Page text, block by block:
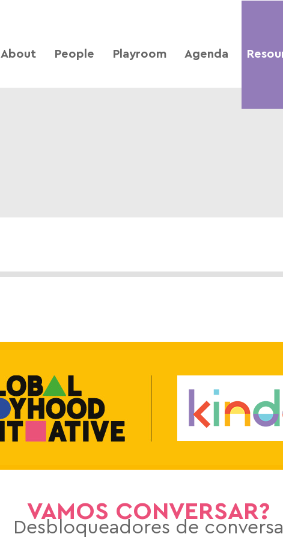
About People Playroom Agenda
VAMOS CONVERSAR?
Desbloqueadores de conversa